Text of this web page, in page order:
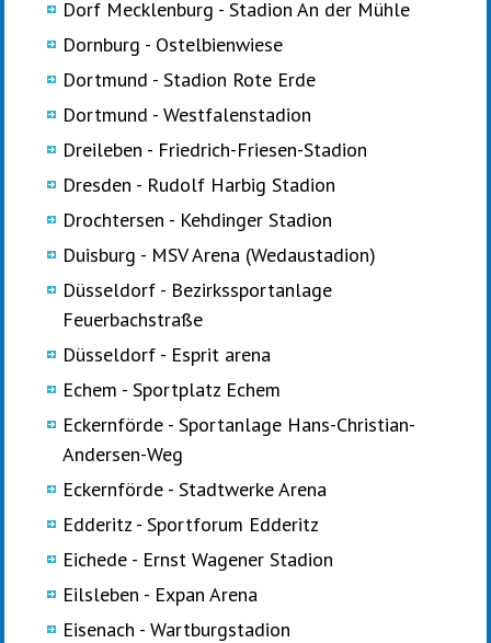
Dorf Mecklenburg - Stadion An der Mühle
Dornburg - Ostelbienwiese
Dortmund - Stadion Rote Erde
Dortmund - Westfalenstadion
Dreileben - Friedrich-Friesen-Stadion
Dresden - Rudolf Harbig Stadion
Drochtersen - Kehdinger Stadion
Duisburg - MSV Arena (Wedaustadion)
Düsseldorf - Bezirkssportanlage
Feuerbachstraße
Düsseldorf - Esprit arena
Echem - Sportplatz Echem
Eckernförde - Sportanlage Hans-Christian-
Andersen-Weg
Eckernförde - Stadtwerke Arena
Edderitz - Sportforum Edderitz
Eichede - Ernst Wagener Stadion
Eilsleben - Expan Arena
Eisenach - Wartburgstadion